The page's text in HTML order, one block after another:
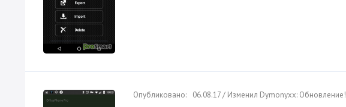
06.08.17 / Изменил Dymonyxx: Обновление!